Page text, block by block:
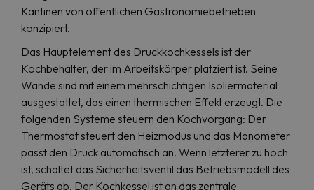
Kantinen von öffentlichen Gastronomiebetrieben
konzipiert.
Das Hauptelement des Druckkochkessels ist der
Kochbehälter, der im Arbeitskörper platziert ist. Seine
Wände sind mit einem mehrschichtigen Isoliermaterial
ausgestattet, das einen thermischen Effekt erzeugt. Die
folgenden Systeme steuern den Kochvorgang: Der
Thermostat steuert den Heizmodus und das Manometer
passt den Druck automatisch an. Wenn letzterer zu hoch
ist, schaltet das Sicherheitsventil das Betriebsmodell des
Geräts ab. Der Kochkessel ist an das zentrale